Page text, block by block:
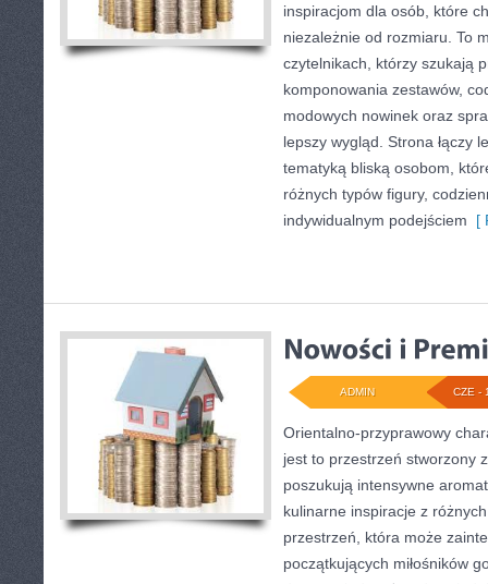
inspiracjom dla osób, które
niezależnie od rozmiaru. To
czytelnikach, którzy szukają
komponowania zestawów,
modowych nowinek oraz
lepszy wygląd. Strona łączy
tematyką bliską osobom,
różnych typów figury,
indywidualnym podejściem [
CZE -
ADMIN
Orientalno-przyprawowy
jest to przestrzeń stworzony
poszukują intensywne
kulinarne inspiracje z
przestrzeń, która może
początkujących miłośników